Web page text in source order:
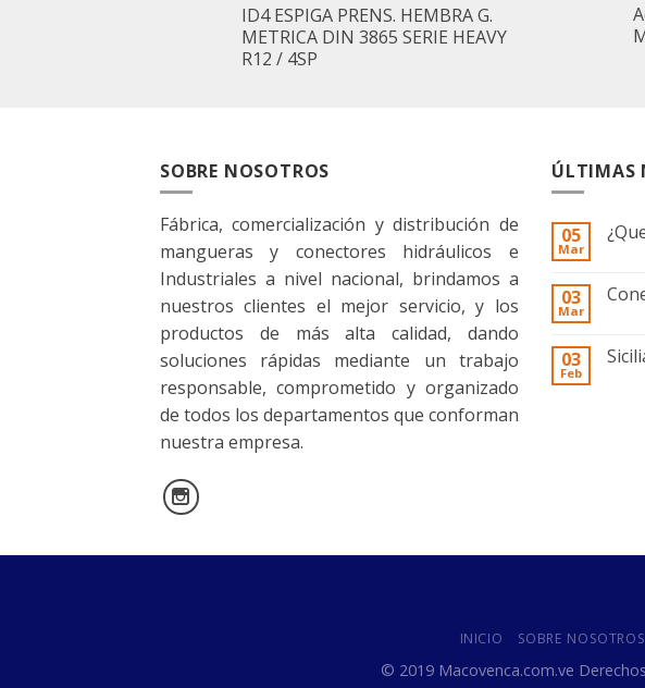
ID4 ESPIGA PRENS. HEMBRA G.
METRICA DIN 3865 SERIE HEAVY
R12 / 4SP
SOBRE NOSOTROS
Fábrica, comercialización y distribución de
mangueras y conectores hidráulicos e
Industriales a nivel nacional, brindamos a
nuestros clientes el mejor servicio, y los
productos de más alta calidad, dando
soluciones rápidas mediante un trabajo
responsable, comprometido y organizado
de todos los departamentos que conforman
nuestra empresa.
ÚLTIMAS
05
Mar
03
Mar
03
Feb
INICIO SOBRE NOSOTROS
© 2019 Macovenca.com.ve